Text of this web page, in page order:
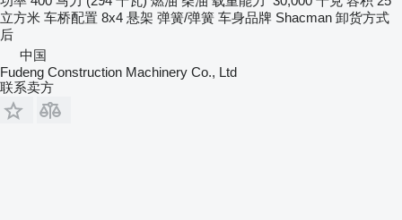
立方米 车桥配置 8x4 悬架 弹簧/弹簧 车身品牌 Shacman 卸货方式
后
中国
Fudeng Construction Machinery Co., Ltd
联系卖方